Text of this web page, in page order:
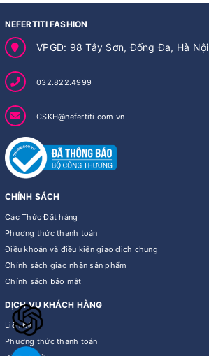
NEFERTITI FASHION
VPGD: 98 Tây Sơn, Đống Đa, Hà Nội
032.822.4999
CSKH@nefertiti.com.vn
CHÍNH SÁCH
Các Thức Đặt hàng
Phương thức thanh toán
Điều khoản và điều kiện giao dịch chung
Chính sách giao nhận sản phẩm
Chính sách bảo mật
DỊCH VỤ KHÁCH HÀNG
Liên hệ
Phương thức thanh toán